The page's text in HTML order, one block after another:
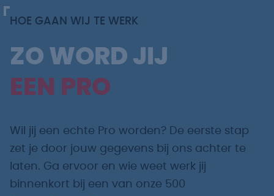
HOE GAAN WIJ TE WERK
ZO WORD JIJ
EEN PRO
Wil jij een echte Pro worden? De eerste stap
zet je door jouw gegevens bij ons achter te
laten. Ga ervoor en wie weet werk jij
binnenkort bij een van onze 500